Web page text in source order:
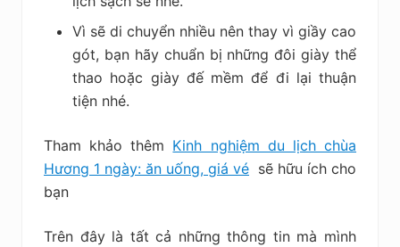
Vì sẽ di chuyển nhiều nên thay vì giầy cao
gót, bạn hãy chuẩn bị những đôi giày thể
thao hoặc giày đế mềm để đi lại thuận
tiện nhé.
Tham khảo thêm Kinh nghiệm du lịch chùa
Hương 1 ngày: ăn uống, giá vé sẽ hữu ích cho
bạn
Trên đây là tất cả những thông tin mà mình